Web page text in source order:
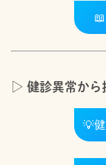
📖
▷ 健診異常から
💡